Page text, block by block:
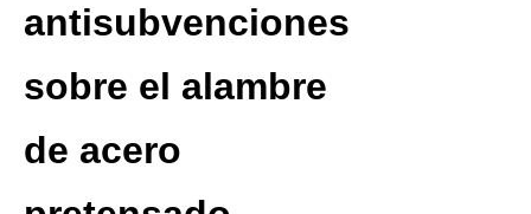
antisubvenciones
sobre el alambre
de acero